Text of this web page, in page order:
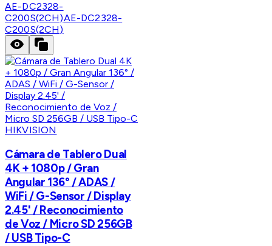
AE-DC2328-
C200S(2CH)AE-DC2328-
C200S(2CH)
HIKVISION
Cámara de Tablero Dual
4K + 1080p / Gran
Angular 136° / ADAS /
WiFi / G-Sensor / Display
2.45' / Reconocimiento
de Voz / Micro SD 256GB
/ USB Tipo-C